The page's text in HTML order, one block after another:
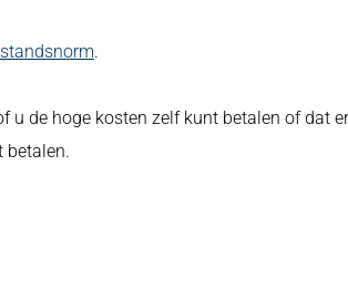
.
u de hoge kosten zelf kunt betalen of dat er
betalen.